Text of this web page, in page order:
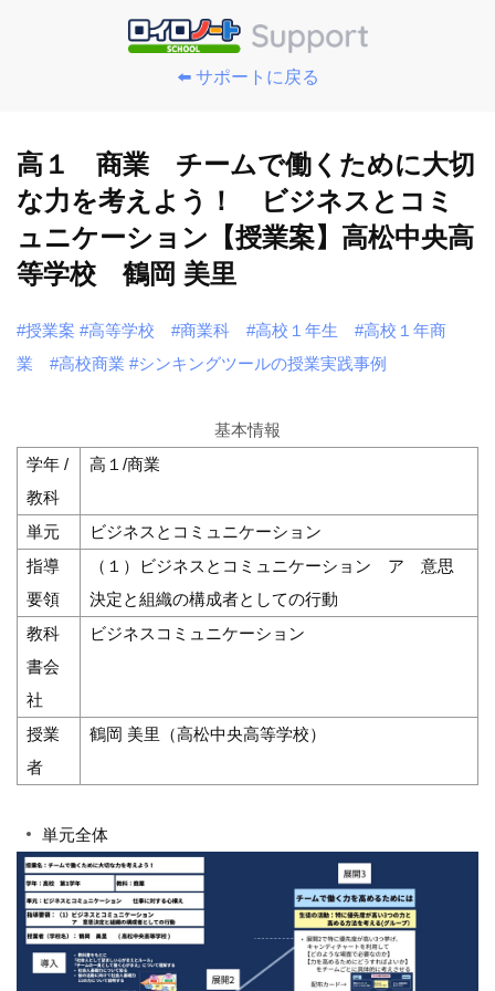
⬅️ サポートに戻る
高１ 商業 チームで働くために大切
な力を考えよう！ ビジネスとコミ
ュニケーション【授業案】高松中央高
等学校 鶴岡 美里
#授業案 #高等学校 #商業科 #高校１年生
#高校１年商
業
#高校商業 #シンキングツールの授業実践事例
基本情報
学年 /
教科
高１/商業
単元
ビジネスとコミュニケーション
指導
要領
（１）ビジネスとコミュニケーション ア 意思
決定と組織の構成者としての行動
教科
書会
社
ビジネスコミュニケーション
授業
者
鶴岡 美里（高松中央高等学校）
単元全体